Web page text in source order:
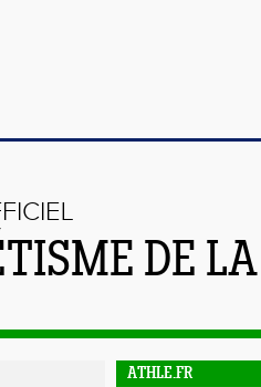
DE
ATHLE.FR